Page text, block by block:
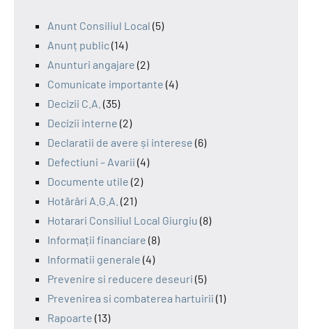
Anunt Consiliul Local (5)
Anunț public(14)
Anunturi angajare (2)
Comunicate importante (4)
Decizii C.A. (35)
Decizii interne (2)
Declaratii de avere și interese (6)
Defectiuni – Avarii (4)
Documente utile (2)
Hotărâri A.G.A. (21)
Hotarari Consiliul Local Giurgiu (8)
Informații financiare (8)
Informatii generale (4)
Prevenire si reducere deseuri (5)
Prevenirea si combaterea hartuirii (1)
Rapoarte (13)